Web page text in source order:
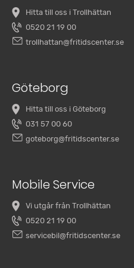
Hitta till oss i Trollhättan
0520 21 19 00
trollhattan@fritidscenter.se
Göteborg
Hitta till oss i Göteborg
031 57 00 60
goteborg@fritidscenter.se
Mobile Service
Vi utgår från Trollhättan
0520 21 19 00
servicebil@fritidscenter.se